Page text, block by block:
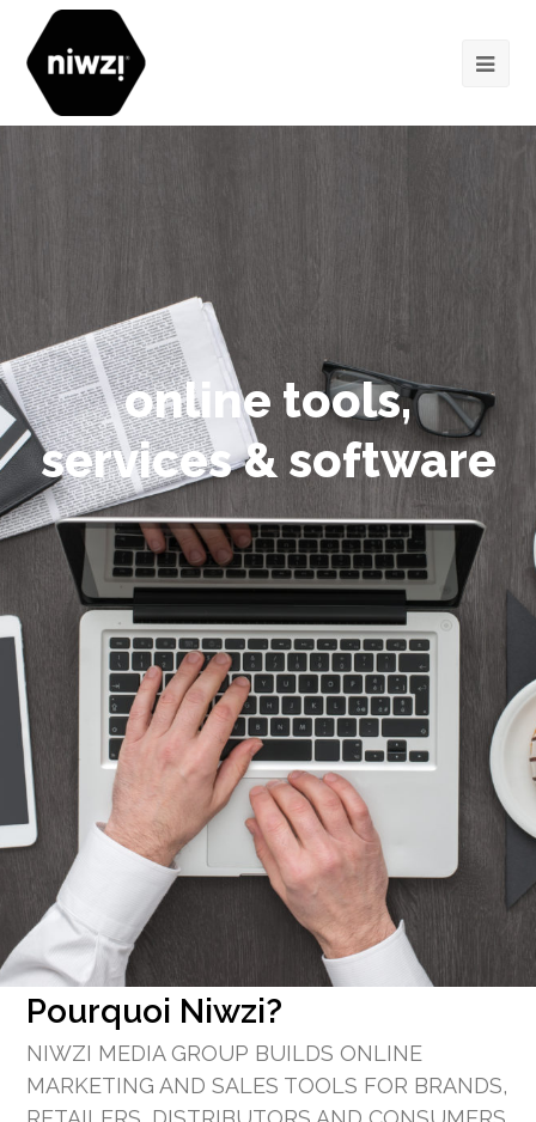
online tools,
services & software
Pourquoi Niwzi?
NIWZI MEDIA GROUP BUILDS ONLINE
MARKETING AND SALES TOOLS FOR BRANDS,